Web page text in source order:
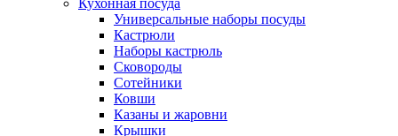
Кухонная посуда
Универсальные наборы посуды
Кастрюли
Наборы кастрюль
Сковороды
Сотейники
Ковши
Казаны и жаровни
Крышки